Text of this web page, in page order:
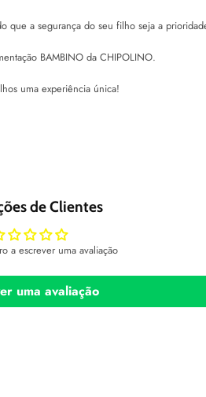
que a segurança do seu filho seja a
BAMBINO da CHIPOLINO.
uma experiência única!
de Clientes
a escrever uma avaliação
uma avaliação